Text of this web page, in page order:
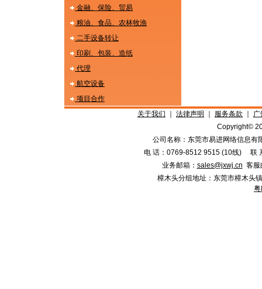
金融、保险、贸易
粮油、食品、农林牧渔
二手设备转让
印刷、包装、造纸
代理
航空设备
项目合作
关于我们
法律声明 服务条款
广
Copyright©
公司名称：东莞市易进网络信息
电 话：0769-8512 9515 (10线) 联
业务邮箱： sales@jxwj.cn 客服
樟木头分组地址：东莞市樟木头